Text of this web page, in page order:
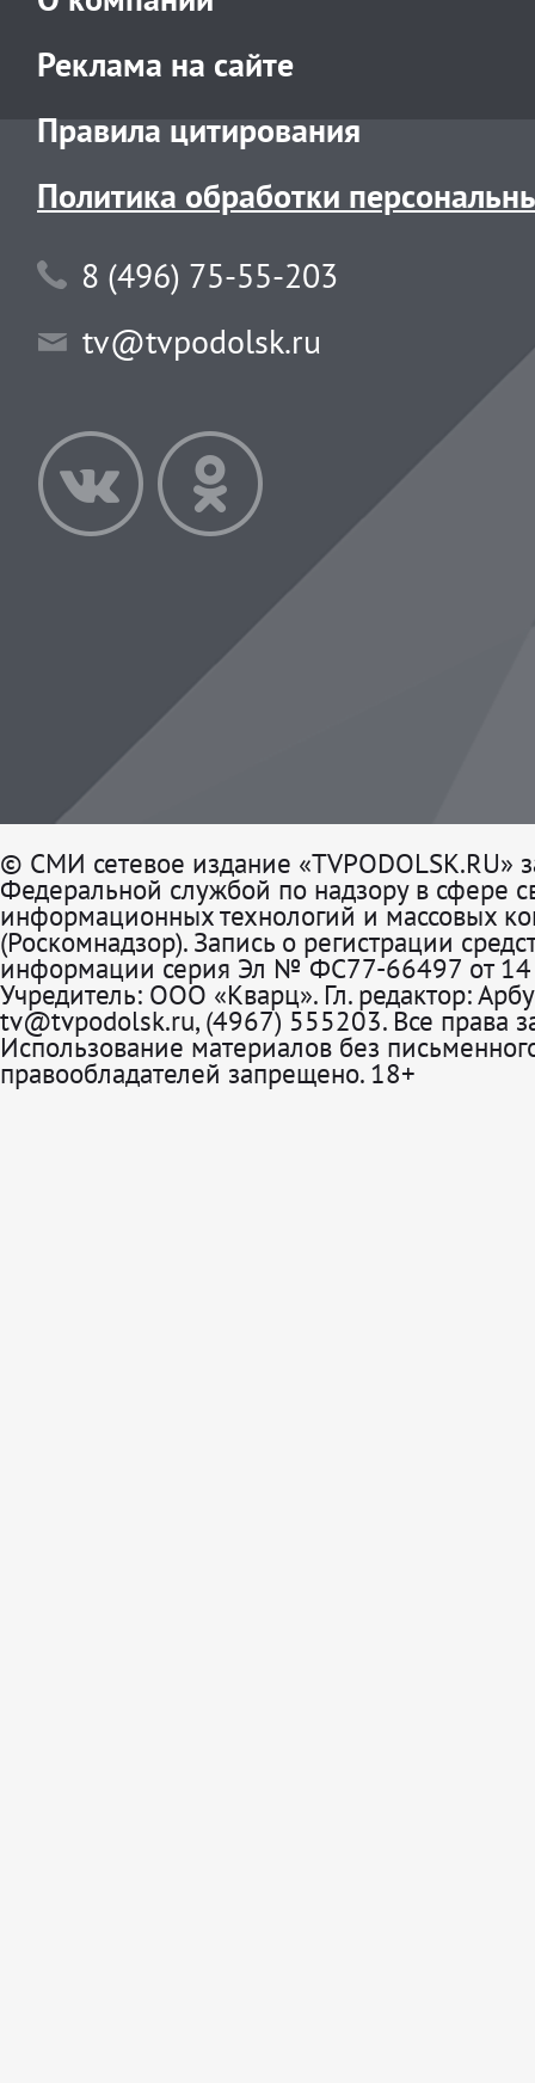
Реклама на сайте
Правила цитирования
Политика обработки
8 (496) 75-55-203
tv@tvpodolsk.ru
© СМИ сетевое издание «TVPODOLSK.RU»
Федеральной службой по надзору в сфере
информационных технологий и массовых
(Роскомнадзор). Запись о регистрации
информации серия Эл № ФС77-66497 от 14
Учредитель: ООО «Кварц». Гл. редактор:
tv@tvpodolsk.ru, (4967) 555203. Все права
Использование материалов без
правообладателей запрещено. 18+